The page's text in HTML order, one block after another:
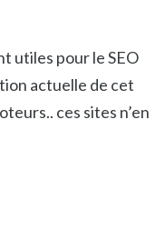
utiles pour le SEO
actuelle de cet
ces sites n’en